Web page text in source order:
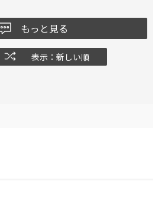
もっと見る
表示：新しい順